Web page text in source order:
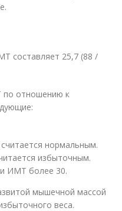
составляет 25,7 (88 /
по отношению к
нормальным.
избыточным.
ИМТ более 30.
мышечной массой
веса.